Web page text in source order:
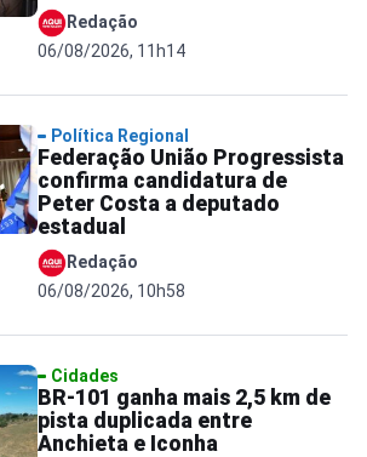
Redação
06/08/2026, 11h14
Política Regional
Federação União Progressista
confirma candidatura de
Peter Costa a deputado
estadual
Redação
06/08/2026, 10h58
Cidades
BR-101 ganha mais 2,5 km de
pista duplicada entre
Anchieta e Iconha